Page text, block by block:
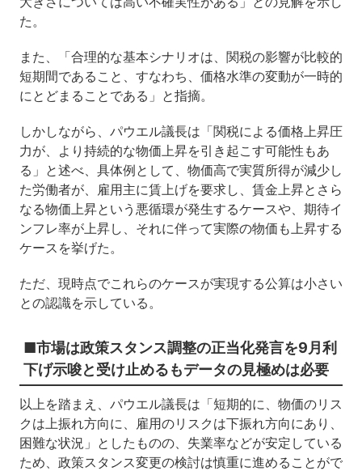
た。
また、「合理的な基本シナリオは、関税の影響が比較的
短期間であること、すなわち、価格水準の変動が一時的
にとどまることである」と指摘。
しかしながら、パウエル議長は「関税による価格上昇圧
力が、より持続的な物価上昇を引き起こす可能性もあ
る」と述べ、具体例として、物価高で実質所得が減少し
た労働者が、雇用主に賃上げを要求し、賃金上昇とさら
なる物価上昇という悪循環が発生するケースや、期待イ
ンフレ率が上昇し、それに伴って実際の物価も上昇する
ケースを挙げた。
ただ、現時点でこれらのケースが実現する公算は小さい
との認識を示している。
■市場は政策スタンス調整の正当化発言を9月利
下げ示唆と受け止めるもデータの見極めは必要
以上を踏まえ、パウエル議長は「短期的に、物価のリス
クは上振れ方向に、雇用のリスクは下振れ方向にあり、
困難な状況」としたものの、失業率などが安定している
ため、政策スタンス変更の検討は慎重に進めることがで